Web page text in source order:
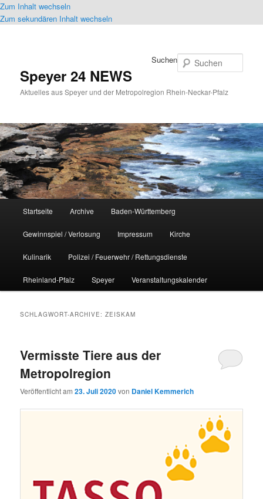
Zum Inhalt wechseln
Zum sekundären Inhalt wechseln
Speyer 24 NEWS
Aktuelles aus Speyer und der Metropolregion Rhein-Neckar-Pfalz
Suchen
Startseite Archive Baden-Württemberg
Gewinnspiel / Verlosung Impressum Kirche
Kulinarik Polizei / Feuerwehr / Rettungsdienste
Rheinland-Pfalz Speyer Veranstaltungskalender
SCHLAGWORT-ARCHIVE:ZEISKAM
Vermisste Tiere aus der
Metropolregion
Veröffentlicht am23. Juli 2020von Daniel Kemmerich